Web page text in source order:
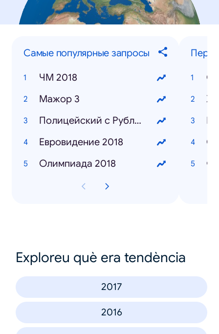
Самые популярные запросы
ЧМ 2018
Мажор 3
Полицейский с Рублёвки 3 сезон
Евровидение 2018
Олимпиада 2018
Exploreu què era tendència
2017
2016